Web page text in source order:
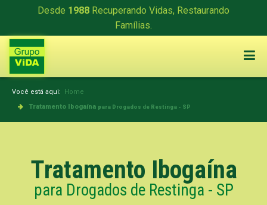
Desde 1988 Recuperando Vidas, Restaurando
Famílias.
Você está aqui: Home
Tratamento Ibogaína para Drogados de Restinga - SP
Tratamento Ibogaína
para Drogados de Restinga - SP